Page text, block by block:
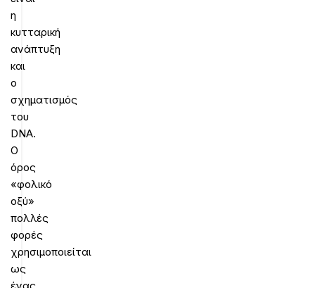
η
κυτταρική
ανάπτυξη
και
ο
σχηματισμός
του
DNA.
Ο
όρος
«φολικό
οξύ»
πολλές
φορές
χρησιμοποιείται
ως